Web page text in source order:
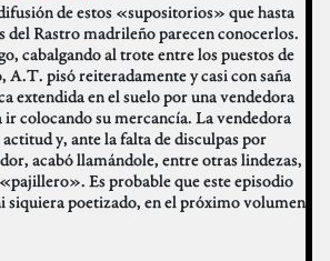
de estos «supositorios» que hasta
del Rastro madrileño parecen conocerlos.
cabalgando al trote entre los puestos de
A.T. pisó reiteradamente y casi con saña
extendida en el suelo por una vendedora
ir colocando su mercancía. La vendedora
y, ante la falta de disculpas por
acabó llamándole, entre otras lindezas,
Es probable que este episodio
siquiera poetizado, en el próximo volumen